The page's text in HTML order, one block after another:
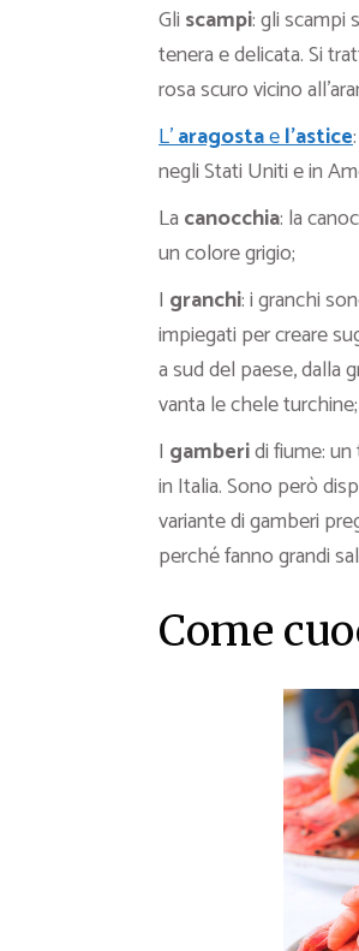
Gli scampi: gli scampi
tenera e delicata. Si
rosa scuro vicino
L’aragostael’astice:
negli Stati Uniti e in
La canocchia: la
un colore grigio;
I granchi: i granchi
impiegati per creare
a sud del paese, dalla
vanta le chele turchine;
I gamberidi fiume:
in Italia. Sono però
variante di gamberi
perché fanno grandi
Come